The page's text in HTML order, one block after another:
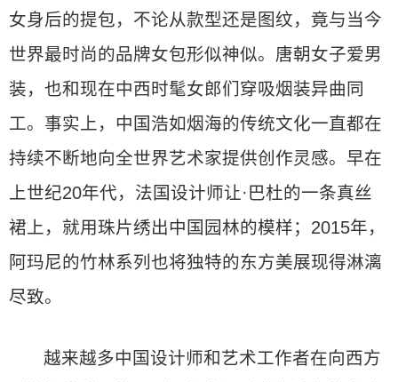
女身后的提包，不论从款型还是图纹，竟与当今
世界最时尚的品牌女包形似神似。唐朝女子爱男
装，也和现在中西时髦女郎们穿吸烟装异曲同
工。事实上，中国浩如烟海的传统文化一直都在
持续不断地向全世界艺术家提供创作灵感。早在
上世纪20年代，法国设计师让·巴杜的一条真丝
裙上，就用珠片绣出中国园林的模样；2015年，
阿玛尼的竹林系列也将独特的东方美展现得淋漓
尽致。
越来越多中国设计师和艺术工作者在向西方